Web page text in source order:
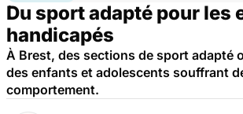
Du sport adapté pour les
handicapés
À Brest, des sections de sport adapté
des enfants et adolescents souffrant
comportement.